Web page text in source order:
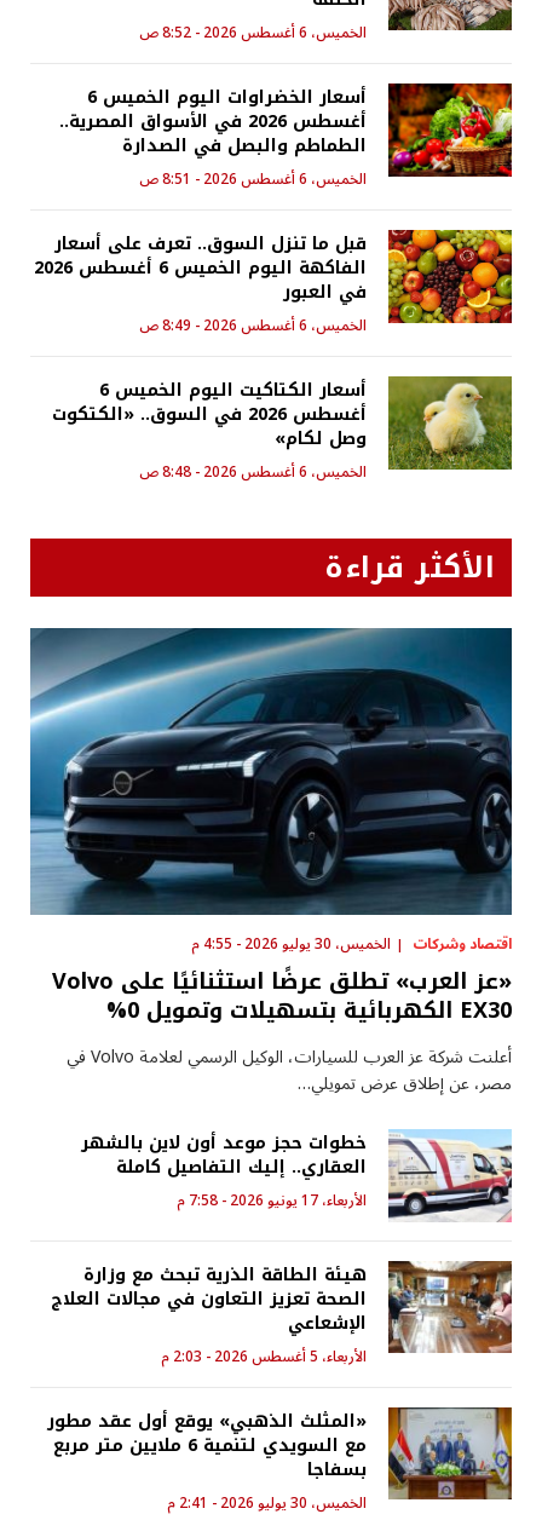
الخميس، 6 أغسطس 2026 - 8:52 ص
أسعار الخضراوات اليوم الخميس 6
أغسطس 2026 في الأسواق المصرية..
الطماطم والبصل في الصدارة
الخميس، 6 أغسطس 2026 - 8:51 ص
قبل ما تنزل السوق.. تعرف على أسعار
الفاكهة اليوم الخميس 6 أغسطس 2026
في العبور
الخميس، 6 أغسطس 2026 - 8:49 ص
أسعار الكتاكيت اليوم الخميس 6
أغسطس 2026 في السوق.. «الكتكوت
وصل لكام»
الخميس، 6 أغسطس 2026 - 8:48 ص
الأكثر قراءة
اقتصاد وشركات الخميس، 30 يوليو 2026 - 4:55 م
«عز العرب» تطلق عرضًا استثنائيًا على Volvo
EX30 الكهربائية بتسهيلات وتمويل 0%
أعلنت شركة عز العرب للسيارات، الوكيل الرسمي لعلامة Volvo في
مصر، عن إطلاق عرض تمويلي…
خطوات حجز موعد أون لاين بالشهر
العقاري.. إليك التفاصيل كاملة
الأربعاء، 17 يونيو 2026 - 7:58 م
هيئة الطاقة الذرية تبحث مع وزارة
الصحة تعزيز التعاون في مجالات العلاج
الإشعاعي
الأربعاء، 5 أغسطس 2026 - 2:03 م
«المثلث الذهبي» يوقع أول عقد مطور
مع السويدي لتنمية 6 ملايين متر مربع
بسفاجا
الخميس، 30 يوليو 2026 - 2:41 م